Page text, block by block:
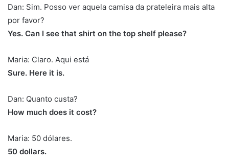
Dan: Sim. Posso ver aquela camisa da prateleira mais alta
por favor?
Yes. Can I see that shirt on the top shelf please?
Maria: Claro. Aqui está
Sure. Here it is.
Dan: Quanto custa?
How much does it cost?
Maria: 50 dólares.
50 dollars.